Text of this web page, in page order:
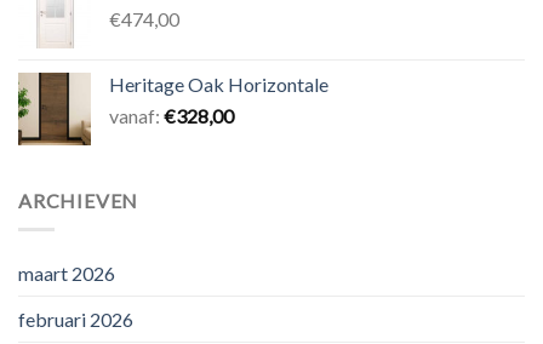
€474,00
Heritage Oak Horizontale
vanaf: €328,00
ARCHIEVEN
maart 2026
februari 2026